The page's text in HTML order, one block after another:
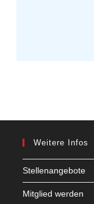
Weitere Infos
Stellenangebote
Mitglied werden